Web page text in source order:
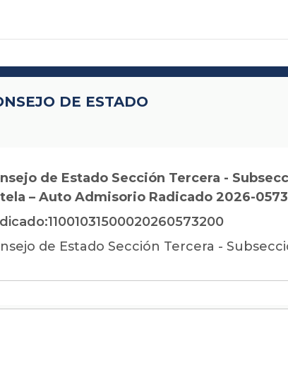
DE ESTADO
de Estado Sección Tercera -
– Auto Admisorio Radicado 2026-